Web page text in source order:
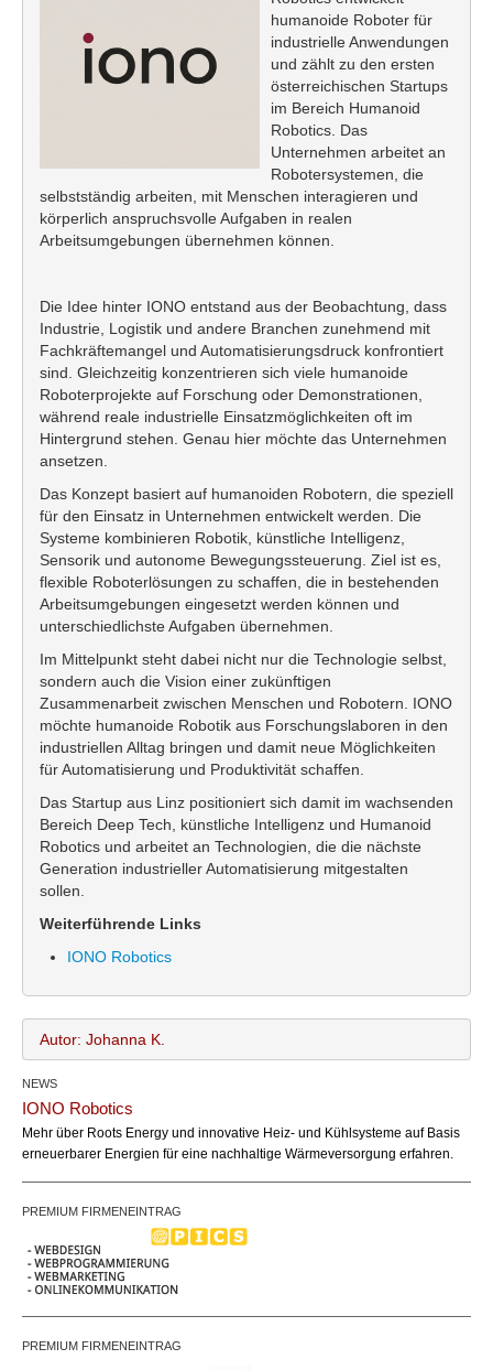
humanoide Roboter für
industrielle Anwendungen
und zählt zu den ersten
österreichischen Startups
im Bereich Humanoid
Robotics. Das
Unternehmen arbeitet an
Robotersystemen, die
selbstständig arbeiten, mit Menschen interagieren und
körperlich anspruchsvolle Aufgaben in realen
Arbeitsumgebungen übernehmen können.
Die Idee hinter IONO entstand aus der Beobachtung, dass
Industrie, Logistik und andere Branchen zunehmend mit
Fachkräftemangel und Automatisierungsdruck konfrontiert
sind. Gleichzeitig konzentrieren sich viele humanoide
Roboterprojekte auf Forschung oder Demonstrationen,
während reale industrielle Einsatzmöglichkeiten oft im
Hintergrund stehen. Genau hier möchte das Unternehmen
ansetzen.
Das Konzept basiert auf humanoiden Robotern, die speziell
für den Einsatz in Unternehmen entwickelt werden. Die
Systeme kombinieren Robotik, künstliche Intelligenz,
Sensorik und autonome Bewegungssteuerung. Ziel ist es,
flexible Roboterlösungen zu schaffen, die in bestehenden
Arbeitsumgebungen eingesetzt werden können und
unterschiedlichste Aufgaben übernehmen.
Im Mittelpunkt steht dabei nicht nur die Technologie selbst,
sondern auch die Vision einer zukünftigen
Zusammenarbeit zwischen Menschen und Robotern. IONO
möchte humanoide Robotik aus Forschungslaboren in den
industriellen Alltag bringen und damit neue Möglichkeiten
für Automatisierung und Produktivität schaffen.
Das Startup aus Linz positioniert sich damit im wachsenden
Bereich Deep Tech, künstliche Intelligenz und Humanoid
Robotics und arbeitet an Technologien, die die nächste
Generation industrieller Automatisierung mitgestalten
sollen.
Weiterführende Links
IONO Robotics
Autor: Johanna K.
Webseite: https://www.iono.tech/
NEWS
IONO Robotics
Mehr über Roots Energy und innovative Heiz- und Kühlsysteme auf Basis
erneuerbarer Energien für eine nachhaltige Wärmeversorgung erfahren.
PREMIUM FIRMENEINTRAG
PREMIUM FIRMENEINTRAG